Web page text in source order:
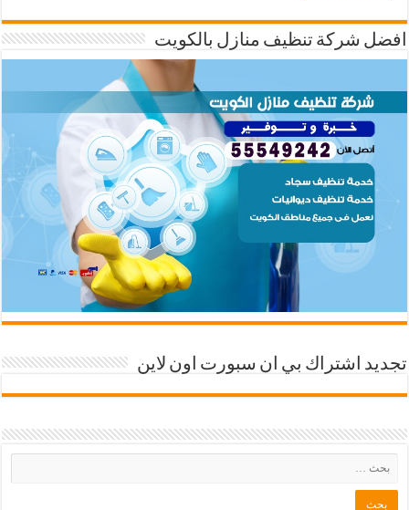
افضل شركة تنظيف منازل بالكويت
تجديد اشتراك بي ان سبورت اون لاين